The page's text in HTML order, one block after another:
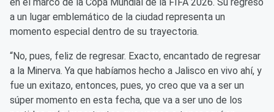
a un lugar emblemático de la ciudad representa un
momento especial dentro de su trayectoria.
“No, pues, feliz de regresar. Exacto, encantado de regresar
a la Minerva. Ya que habíamos hecho a Jalisco en vivo ahí, y
fue un exitazo, entonces, pues, yo creo que va a ser un
súper momento en esta fecha, que va a ser uno de los